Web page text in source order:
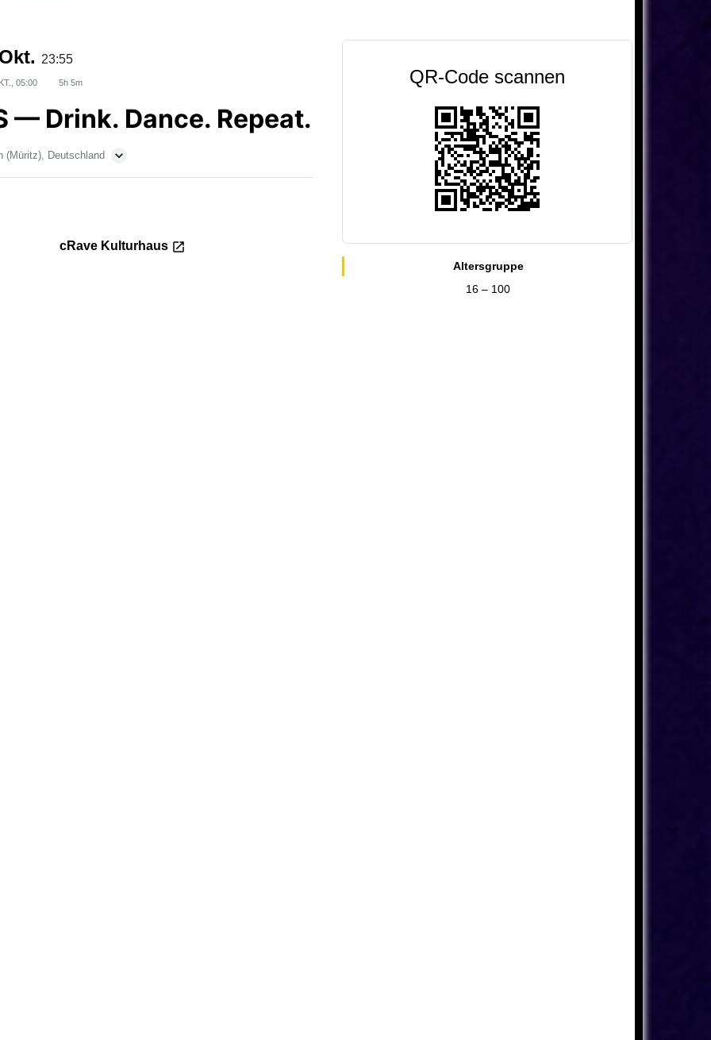
23:55
05:00 5h 5m
— Drink. Dance. Repeat.
(Müritz), Deutschland
cRave Kulturhaus
QR-Code scannen
Altersgruppe
16 – 100